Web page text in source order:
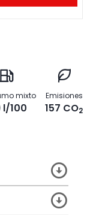
mixto
l/100
Emisiones
157 CO2